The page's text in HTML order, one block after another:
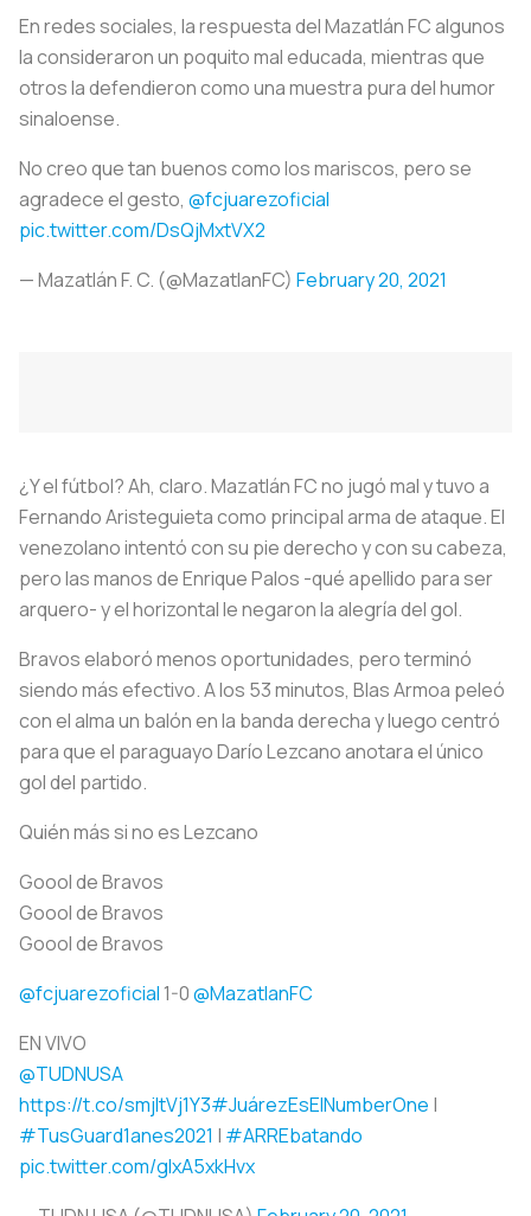
En redes sociales, la respuesta del Mazatlán FC algunos
la consideraron un poquito mal educada, mientras que
otros la defendieron como una muestra pura del humor
sinaloense.
No creo que tan buenos como los mariscos, pero se
agradece el gesto, @fcjuarezoficial
pic.twitter.com/DsQjMxtVX2
— Mazatlán F. C. (@MazatlanFC) February 20, 2021
¿Y el fútbol? Ah, claro. Mazatlán FC no jugó mal y tuvo a
Fernando Aristeguieta como principal arma de ataque. El
venezolano intentó con su pie derecho y con su cabeza,
pero las manos de Enrique Palos -qué apellido para ser
arquero- y el horizontal le negaron la alegría del gol.
Bravos elaboró menos oportunidades, pero terminó
siendo más efectivo. A los 53 minutos, Blas Armoa peleó
con el alma un balón en la banda derecha y luego centró
para que el paraguayo Darío Lezcano anotara el único
gol del partido.
Quién más si no es Lezcano
Goool de Bravos
Goool de Bravos
Goool de Bravos
@fcjuarezoficial 1-0@MazatlanFC
EN VIVO
@TUDNUSA
https://t.co/smjltVj1Y3#JuárezEsElNumberOne |
#TusGuard1anes2021 | #ARREbatando
pic.twitter.com/gIxA5xkHvx